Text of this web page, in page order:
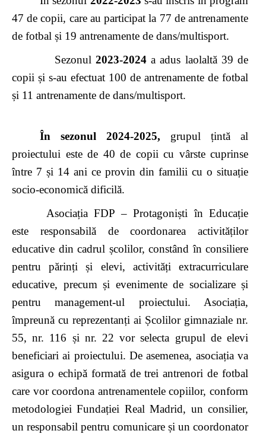
47 de copii, care au participat la 77 de antrenamente
de fotbal și 19 antrenamente de dans/multisport.
Sezonul2023-2024 a adus laolaltă 39 de
copii și s-au efectuat 100 de antrenamente de fotbal
și 11 antrenamente de dans/multisport.
În sezonul 2024-2025, grupul țintă al
proiectului este de 40 de copii cu vârste cuprinse
între 7 și 14 ani ce provin din familii cu o situație
socio-economică dificilă.
Asociația FDP – Protagoniști în Educație
este responsabilă de coordonarea activităților
educative din cadrul școlilor, constând în consiliere
pentru părinți și elevi, activități extracurriculare
educative, precum și evenimente de socializare și
pentru management-ul proiectului. Asociația,
împreună cu reprezentanți ai Școlilor gimnaziale nr.
55, nr. 116 și nr. 22 vor selecta grupul de elevi
beneficiari ai proiectului. De asemenea, asociația va
asigura o echipă formată de trei antrenori de fotbal
care vor coordona antrenamentele copiilor, conform
metodologiei Fundației Real Madrid, un consilier,
un responsabil pentru comunicare și un coordonator